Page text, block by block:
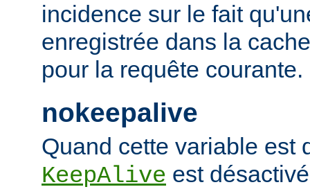
incidence sur le fait
enregistrée dans la
pour la requête courante.
nokeepalive
Quand cette variable est
KeepAlive est